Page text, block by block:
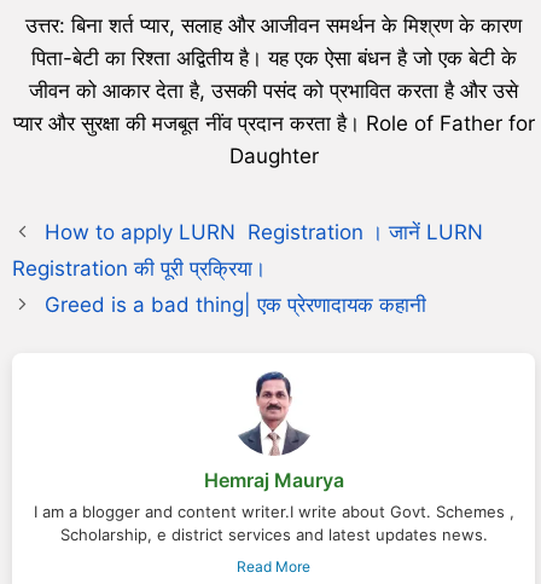
उत्तर: बिना शर्त प्यार, सलाह और आजीवन समर्थन के मिश्रण के कारण
पिता-बेटी का रिश्ता अद्वितीय है। यह एक ऐसा बंधन है जो एक बेटी के
जीवन को आकार देता है, उसकी पसंद को प्रभावित करता है और उसे
प्यार और सुरक्षा की मजबूत नींव प्रदान करता है। Role of Father for
Daughter
How to apply LURN Registration । जानें LURN
Registration की पूरी प्रक्रिया।
Greed is a bad thing| एक प्रेरणादायक कहानी
Hemraj Maurya
I am a blogger and content writer.I write about Govt. Schemes ,
Scholarship, e district services and latest updates news.
Read More